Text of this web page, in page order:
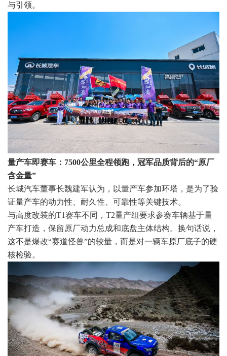
与引领。
量产车即赛车：7500公里全程领跑，冠军品质背后的“原厂
含金量”
长城汽车董事长魏建军认为，以量产车参加环塔，是为了验
证量产车的动力性、耐久性、可靠性等关键技术。
与高度改装的T1赛车不同，T2量产组要求参赛车辆基于量
产车打造，保留原厂动力总成和底盘主体结构。换句话说，
这不是爆改“赛道怪兽”的较量，而是对一辆车原厂底子的硬
核检验。